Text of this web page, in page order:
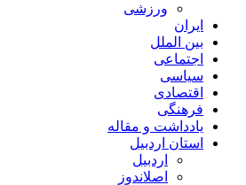
ورزشی
ایران
بین الملل
اجتماعی
سیاسی
اقتصادی
فرهنگی
یادداشت و مقاله
استان اردبیل
اردبیل
اصلاندوز